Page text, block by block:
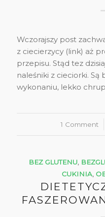
Wczorajszy post
z ciecierzycy (link) aż
przepisu. Stąd tez
naleśniki z cieciorki.
wykonaniu, lekko
1 Comment
/
BEZ GLUTENU,
CUKINIA,